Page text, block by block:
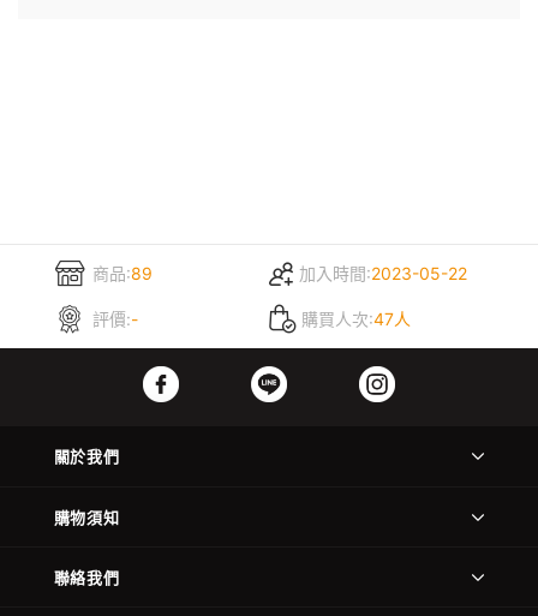
商品:89 加入時間:2023-05-22
評價:- 購買人次:47人
關於我們
購物須知
聯絡我們